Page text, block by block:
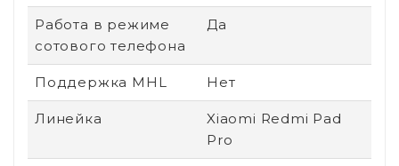
Работа в режиме
сотового телефона
Да
Поддержка MHL Нет
Линейка
Xiaomi Redmi Pad
Pro